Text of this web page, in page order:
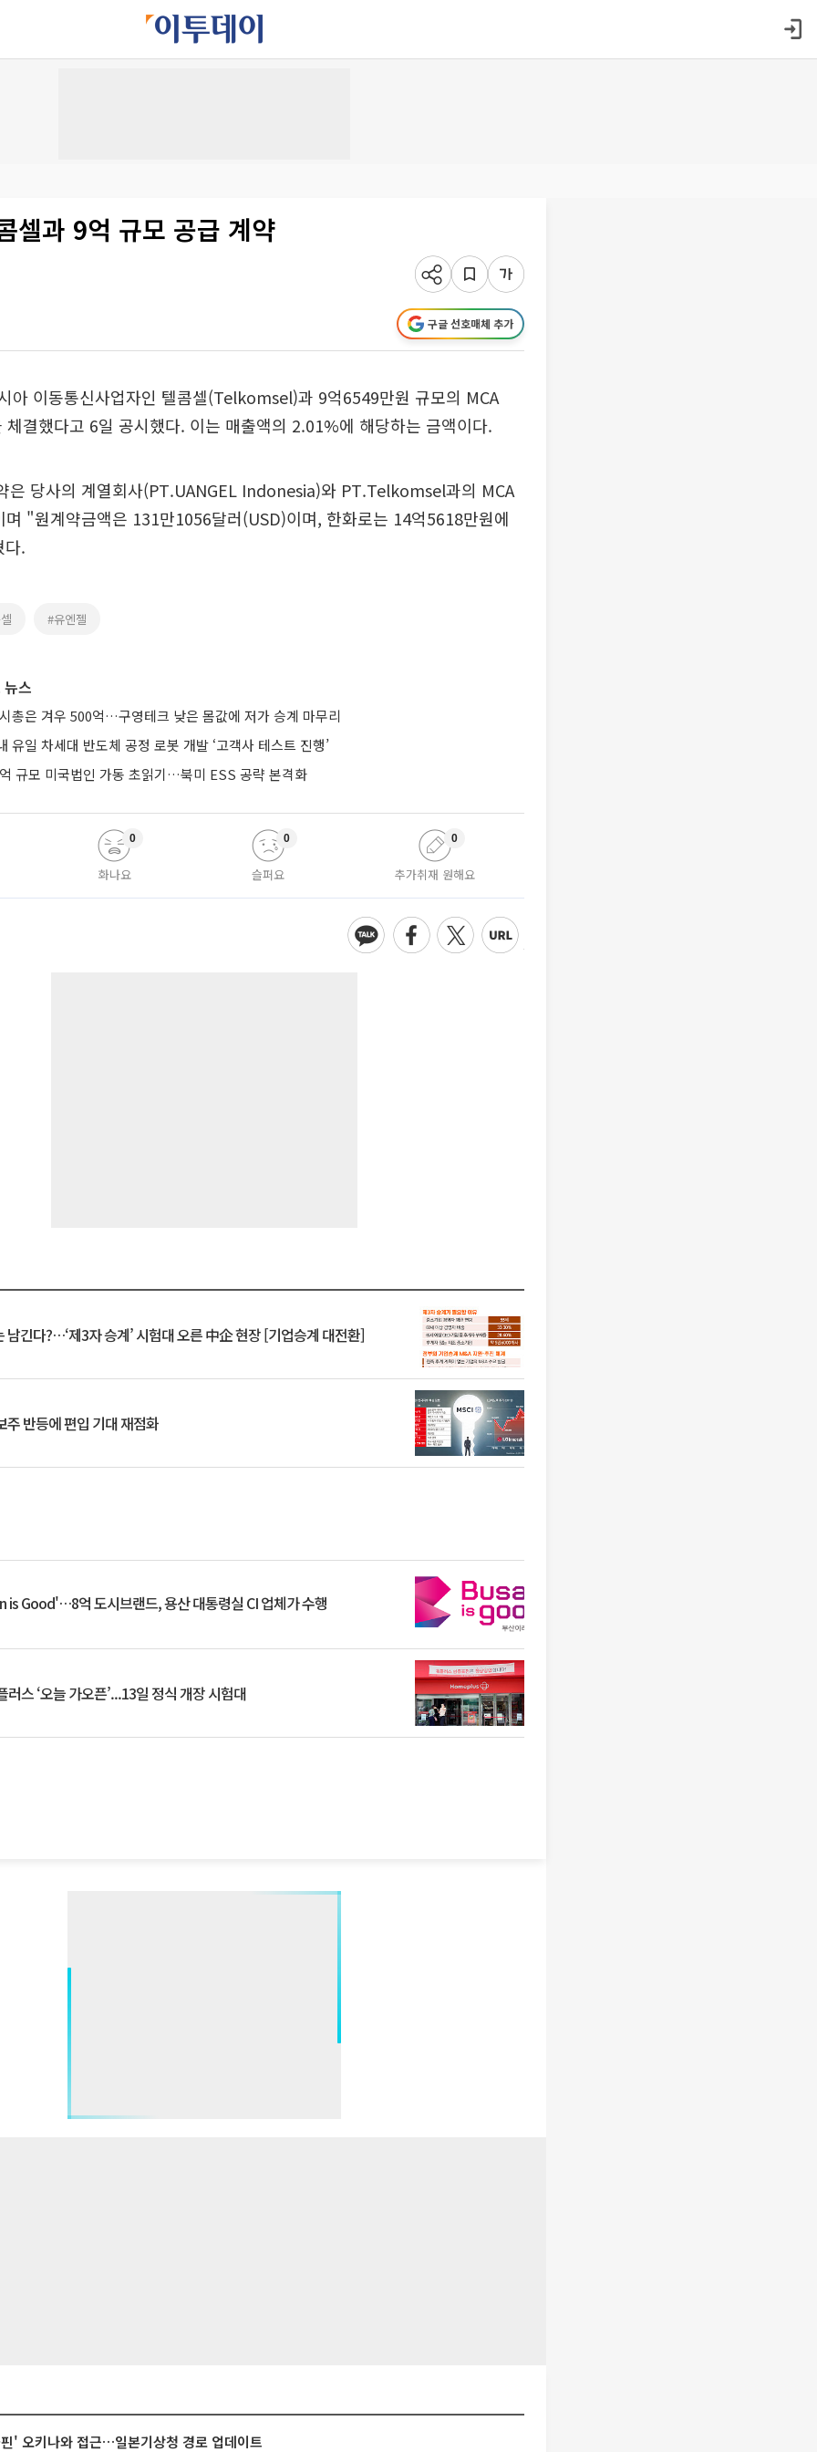
셀과 9억 규모 공급 계약
구글 선호매체 추가
아 이동통신사업자인 텔콤셀(Telkomsel)과 9억6549만원 규모의 MCA
체결했다고 6일 공시했다. 이는 매출액의 2.01%에 해당하는 금액이다.
은 당사의 계열회사(PT.UANGEL Indonesia)와 PT.Telkomsel과의 MCA
"원계약금액은 131만1056달러(USD)이며, 한화로는 14억5618만원에
다.
#유엔젤
스
총은 겨우 500억…구영테크 낮은 몸값에 저가 승계 마무리
유일 차세대 반도체 공정 로봇 개발 ‘고객사 테스트 진행’
규모 미국법인 가동 초읽기…북미 ESS 공략 본격화
화나요
0
슬퍼요
0
추가취재 원해요
0
남긴다?…‘제3자 승계’ 시험대 오른 中企 현장 [기업승계 대전환]
반등에 편입 기대 재점화
is Good'…8억 도시브랜드, 용산 대통령실 CI 업체가 수행
스 ‘오늘 가오픈’...13일 정식 개장 시험대
' 오키나와 접근…일본기상청 경로 업데이트